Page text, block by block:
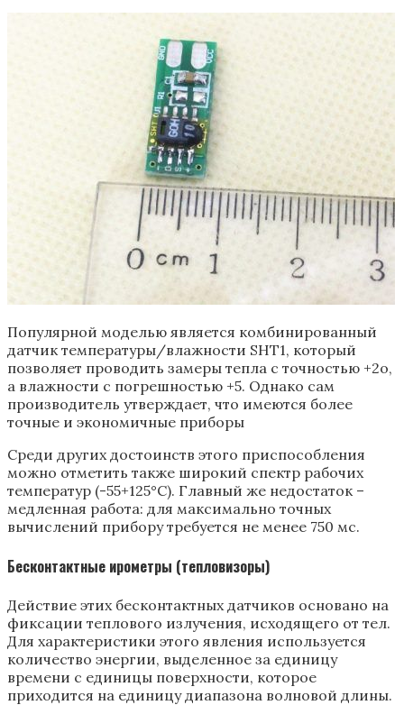
Популярной моделью является комбинированный
датчик температуры/влажности SHT1, который
позволяет проводить замеры тепла с точностью +2о,
а влажности с погрешностью +5. Однако сам
производитель утверждает, что имеются более
точные и экономичные приборы
Среди других достоинств этого приспособления
можно отметить также широкий спектр рабочих
температур (-55+125°С). Главный же недостаток –
медленная работа: для максимально точных
вычислений прибору требуется не менее 750 мс.
Бесконтактные ирометры (тепловизоры)
Действие этих бесконтактных датчиков основано на
фиксации теплового излучения, исходящего от тел.
Для характеристики этого явления используется
количество энергии, выделенное за единицу
времени с единицы поверхности, которое
приходится на единицу диапазона волновой длины.